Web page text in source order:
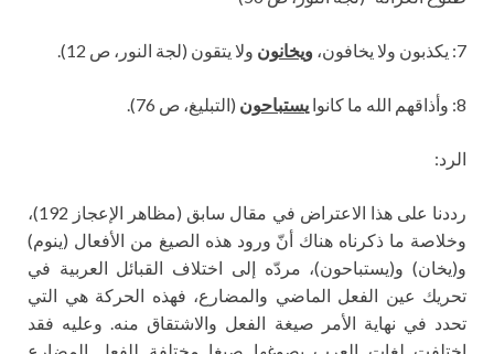
7: يكذبون ولا يخافون، ويخانون ولا يتقون (لجة النور، ص 12).
8: وأذاقهم الله ما كانوا يستباحون (التبليغ، ص 76).
الرد:
رددنا على هذا الاعتراض في مقال سابق (مظاهر الإعجاز 192)،
وخلاصة ما ذكرناه هناك أنّ ورود هذه الصيغ من الأفعال (ينوم)
و(يخان) و(يستباحون)، مردّه إلى اختلاف القبائل العربية في
تحريك عين الفعل الماضي والمضارع، فهذه الحركة هي التي
تحدد في نهاية الأمر صيغة الفعل والاشتقاق منه. وعليه فقد